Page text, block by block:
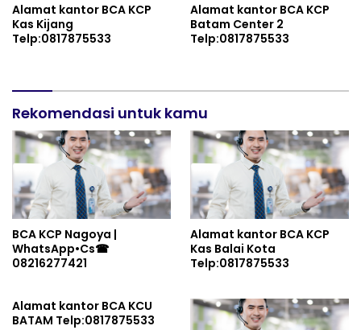
Alamat kantor BCA KCP
Kas Kijang
Telp:0817875533
Alamat kantor BCA KCP
Batam Center 2
Telp:0817875533
Rekomendasi untuk kamu
BCA KCP Nagoya |
WhatsApp•Cs☎
08216277421
Alamat kantor BCA KCP
Kas Balai Kota
Telp:0817875533
Alamat kantor BCA KCU
BATAM Telp:0817875533